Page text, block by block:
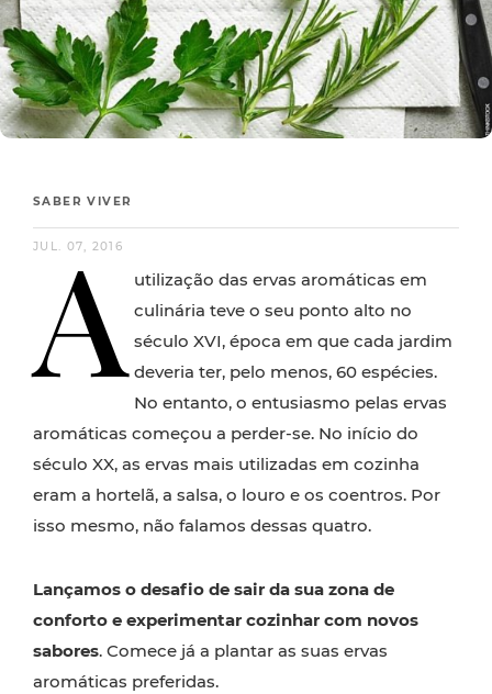
SABER VIVER
JUL. 07, 2016
A utilização das ervas aromáticas em
culinária teve o seu ponto alto no
século XVI, época em que cada jardim
deveria ter, pelo menos, 60 espécies.
No entanto, o entusiasmo pelas ervas
aromáticas começou a perder-se. No início do
século XX, as ervas mais utilizadas em cozinha
eram a hortelã, a salsa, o louro e os coentros. Por
isso mesmo, não falamos dessas quatro.
Lançamos o desafio de sair da sua zona de
conforto e experimentar cozinhar com novos
sabores. Comece já a plantar as suas ervas
aromáticas preferidas.